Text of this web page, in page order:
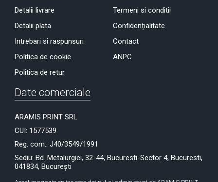
Detalii livrare
Detalii plata
Intrebari si raspunsuri
Politica de cookie
Politica de retur
Termeni si conditii
Confidențialitate
Contact
ANPC
Date comerciale
ARAMIS PRINT SRL
CUI: 1577539
Reg. com.: J40/3549/1991
Sediu: Bd. Metalurgiei, 32-44, Bucuresti-Sector 4, Bucuresti,
041834, București